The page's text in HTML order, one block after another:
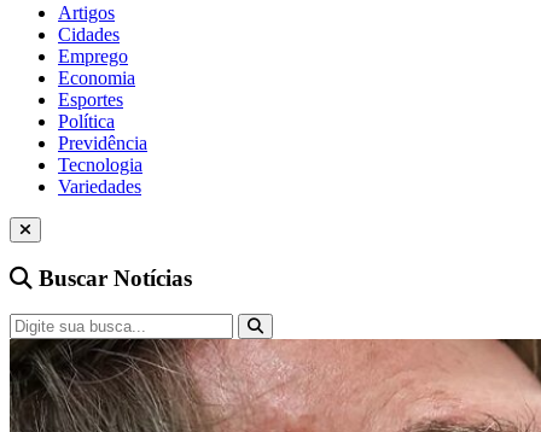
Artigos
Cidades
Emprego
Economia
Esportes
Política
Previdência
Tecnologia
Variedades
Buscar Notícias